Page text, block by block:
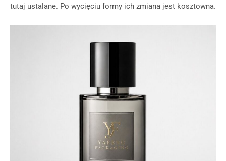
tutaj ustalane. Po wycięciu formy ich zmiana jest kosztowna.